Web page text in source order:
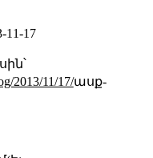
11-17
2013/11/17/ասք-